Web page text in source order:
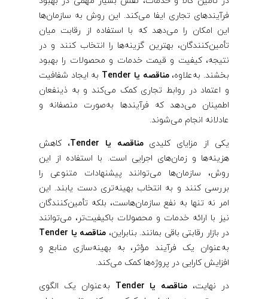
فرآیندهای تجاری ایفا می‌کند. این روش به سازمان‌ها
این امکان را می‌دهد که با استفاده از رقابت میان
تأمین‌کنندگان، بهترین گزینه‌ها را انتخاب کنند و در
نتیجه، کیفیت و قیمت خدمات و محصولات را بهبود
بخشند. به‌علاوه،مناقصه یا Tender
به ایجاد شفافیت
و اعتماد در روابط تجاری کمک می‌کند و به ذینفعان
اطمینان می‌دهد که فرآیندها به‌صورت منصفانه و
عادلانه انجام می‌شوند.
یکی از مزایای کلیدیمناقصه یا Tender،
کاهش
هزینه‌ها و زمان‌های اجرایی است. با استفاده از این
روش، سازمان‌ها می‌توانند پیشنهادات متنوعی را
بررسی کنند و به انتخاب بهینه‌تری دست یابند. این
امر نه تنها به نفع سازمان‌هاست، بلکه تأمین‌کنندگان
نیز با ارائه خدمات و محصولات باکیفیت‌تر، می‌توانند
در بازار رقابتی باقی بمانند. بنابراین، مناقصه یا Tender
به‌عنوان یک فرآیند مؤثر، به بهینه‌سازی منابع و
افزایش کارایی در پروژه‌ها کمک می‌کند.
در نهایت، مناقصه یا Tender
به‌عنوان یک الگوی